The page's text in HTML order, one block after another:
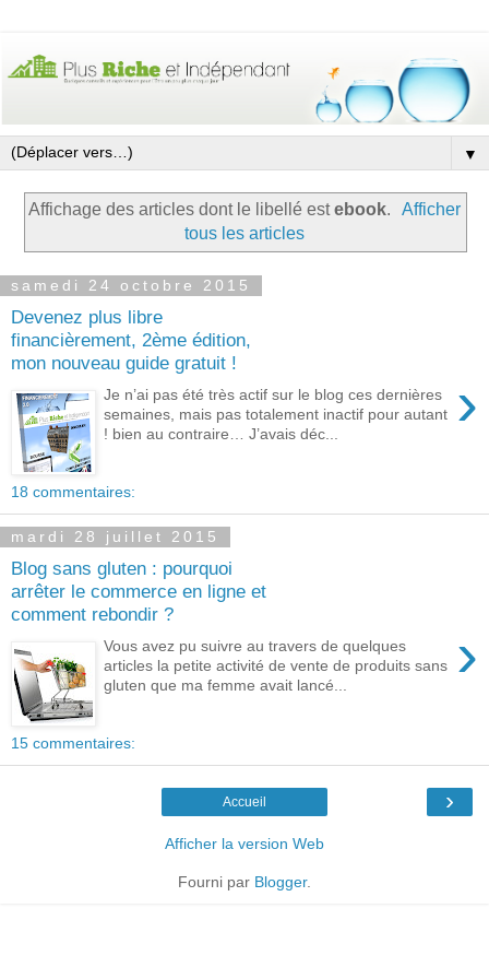
▼
Affichage des articles dont le libellé estebook.
Afficher
tous les articles
samedi 24 octobre 2015
Devenez plus libre
financièrement, 2ème édition,
mon nouveau guide gratuit !
›
Je n’ai pas été très actif sur le blog ces dernières
semaines, mais pas totalement inactif pour autant
! bien au contraire… J’avais déc...
18 commentaires:
mardi 28 juillet 2015
Blog sans gluten : pourquoi
arrêter le commerce en ligne et
comment rebondir ?
›
Vous avez pu suivre au travers de quelques
articles la petite activité de vente de produits sans
gluten que ma femme avait lancé...
15 commentaires:
›
Accueil
Afficher la version Web
Fourni par Blogger.